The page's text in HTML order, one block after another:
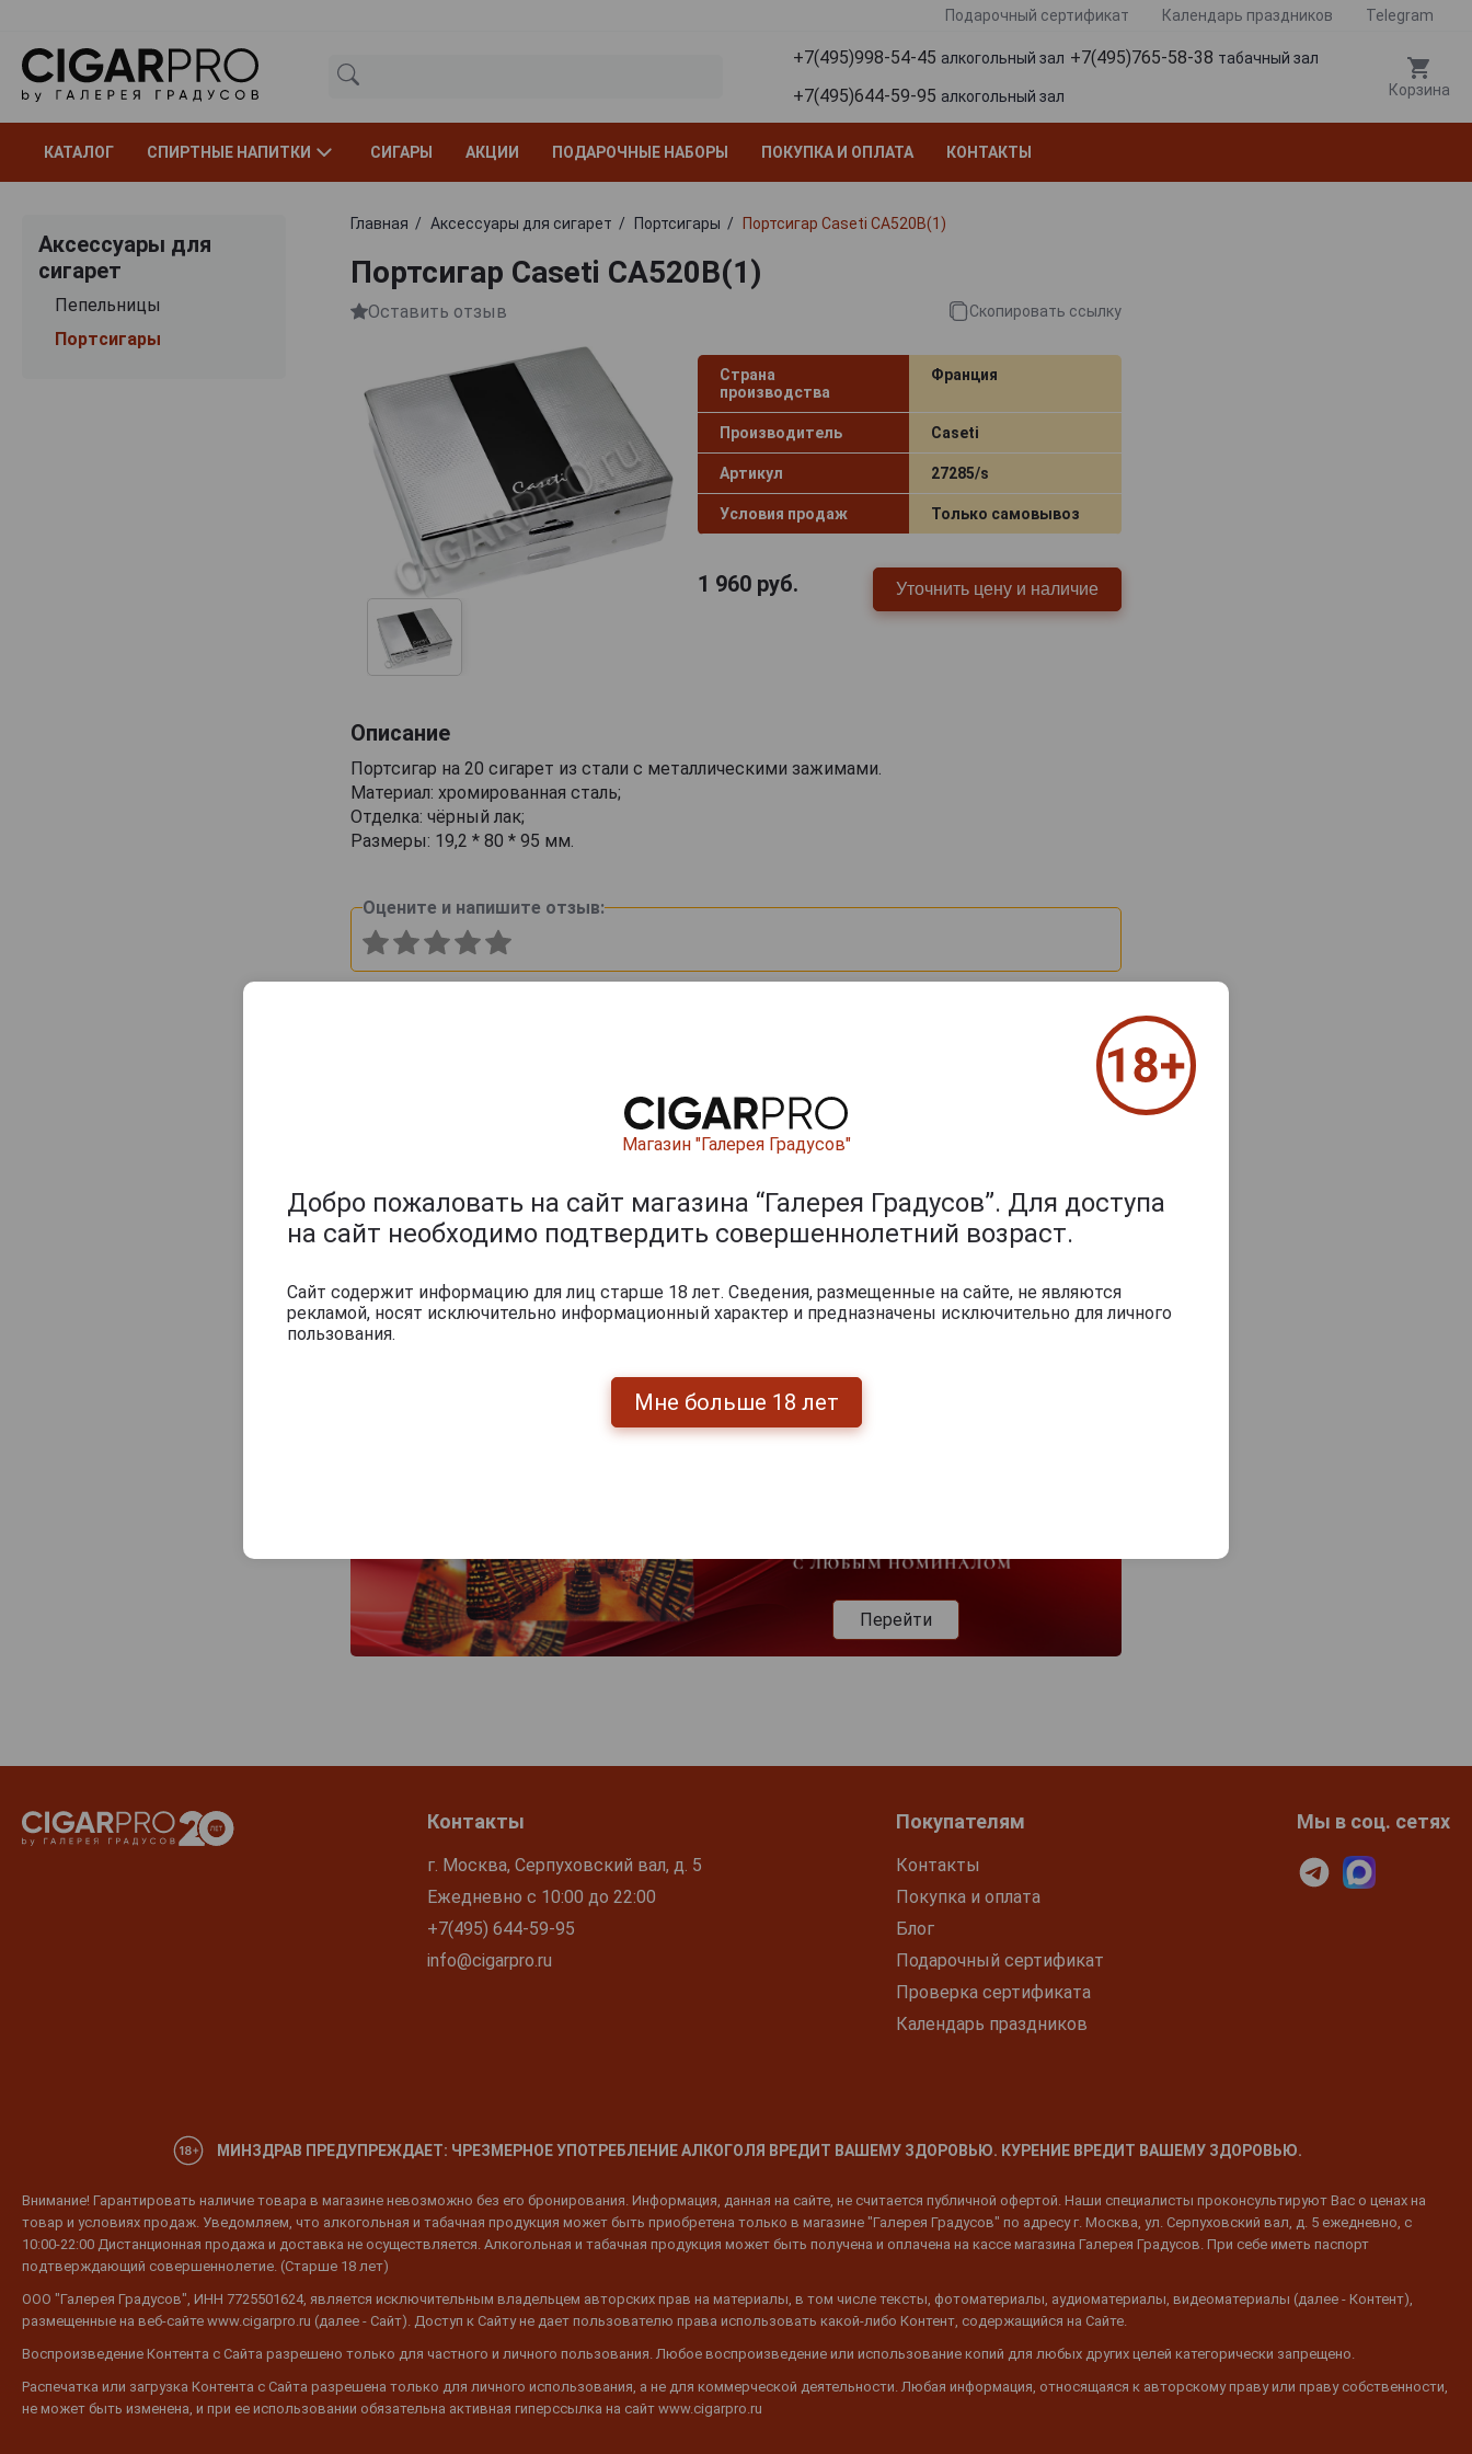
Подарочный сертификат Календарь праздников Telegram
+7(495)998-54-45 алкогольный зал +7(495)765-58-38 табачный зал
+7(495)644-59-95 алкогольный зал Корзина
КАТАЛОГ СПИРТНЫЕ НАПИТКИ СИГАРЫ АКЦИИ ПОДАРОЧНЫЕ НАБОРЫ ПОКУПКА И ОПЛАТА КОНТАКТЫ
Аксессуары для
сигарет
Пепельницы
Портсигары
Главная Аксессуары для сигарет Портсигары Портсигар Caseti CA520B(1)
Портсигар Caseti CA520B(1)
Оставить отзыв Скопировать ссылку
Страна
производства
Франция
Производитель Caseti
Артикул 27285/s
Условия продаж Только самовывоз
1 960руб. Уточнить цену и наличие
Описание
Портсигар на 20 сигарет из стали с металлическими зажимами.
Материал: хромированная сталь;
Отделка: чёрный лак;
Размеры: 19,2 * 80 * 95 мм.
Оцените и напишите отзыв:
0из 2000 знаков
Перейти
Контакты
г. Москва, Серпуховский вал, д. 5
Ежедневно с 10:00 до 22:00
+7(495) 644-59-95
info@cigarpro.ru
Покупателям
Контакты
Покупка и оплата
Блог
Подарочный сертификат
Проверка сертификата
Календарь праздников
Мы в соц. сетях
МИНЗДРАВ ПРЕДУПРЕЖДАЕТ: ЧРЕЗМЕРНОЕ УПОТРЕБЛЕНИЕ АЛКОГОЛЯ ВРЕДИТ ВАШЕМУ ЗДОРОВЬЮ. КУРЕНИЕ ВРЕДИТ ВАШЕМУ ЗДОРОВЬЮ.
Внимание! Гарантировать наличие товара в магазине невозможно без его бронирования. Информация, данная на сайте, не считается публичной офертой. Наши специалисты проконсультируют Вас о ценах на
товар и условиях продаж. Уведомляем, что алкогольная и табачная продукция может быть приобретена только в магазине "Галерея Градусов" по адресу г. Москва, ул. Серпуховский вал, д. 5 ежедневно, с
10:00-22:00 Дистанционная продажа и доставка не осуществляется. Алкогольная и табачная продукция может быть получена и оплачена на кассе магазина Галерея Градусов. При себе иметь паспорт
подтверждающий совершеннолетие. (Старше 18 лет)
ООО "Галерея Градусов", ИНН 7725501624, является исключительным владельцем авторских прав на материалы, в том числе тексты, фотоматериалы, аудиоматериалы, видеоматериалы (далее - Контент),
размещенные на веб-сайте www.cigarpro.ru (далее - Сайт). Доступ к Сайту не дает пользователю права использовать какой-либо Контент, содержащийся на Сайте.
Воспроизведение Контента с Сайта разрешено только для частного и личного пользования. Любое воспроизведение или использование копий для любых других целей категорически запрещено.
Распечатка или загрузка Контента с Сайта разрешена только для личного использования, а не для коммерческой деятельности. Любая информация, относящаяся к авторскому праву или праву собственности,
не может быть изменена, и при ее использовании обязательна активная гиперссылка на сайт www.cigarpro.ru
Магазин "Галерея Градусов"
Добро пожаловать на сайт магазина “Галерея Градусов”. Для доступа
на сайт необходимо подтвердить совершеннолетний возраст.
Сайт содержит информацию для лиц старше 18 лет. Сведения, размещенные на сайте, не являются
рекламой, носят исключительно информационный характер и предназначены исключительно для личного
пользования.
Мне больше 18 лет